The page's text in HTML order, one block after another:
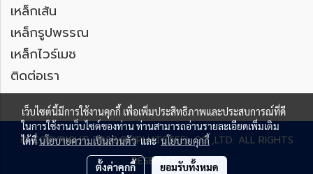
เหล็กเส้น
เหล็กรูปพรรณ
เหล็กไวร์เมช
ติดต่อเรา
© COPYRIGHT 2023 PHIPHATSTEEL CO.,LTD. ALL RIGHTS
RESERVED.
เว็บไซต์นี้มีการใช้งานคุกกี้ เพื่อเพิ่มประสิทธิภาพและประสบการณ์ที่ดี
ในการใช้งานเว็บไซต์ของท่าน ท่านสามารถอ่านรายละเอียดเพิ่มเติม
ได้ที่นโยบายความเป็นส่วนตัวและนโยบายคุกกี้
ตั้งค่าคุกกี้ ยอมรับทั้งหมด